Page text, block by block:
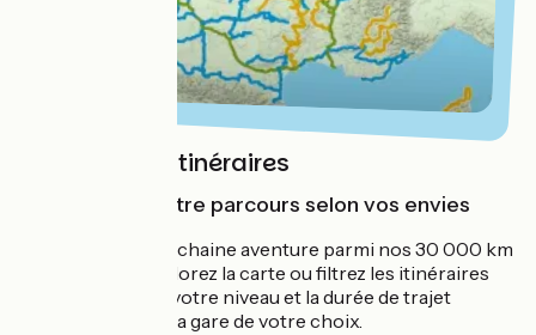
La carte des itinéraires
Pour trouver votre parcours selon vos envies
Trouvez votre prochaine aventure parmi nos 30 000 km
de parcours ! Explorez la carte ou filtrez les itinéraires
selon vos envies, votre niveau et la durée de trajet
souhaitée depuis la gare de votre choix.